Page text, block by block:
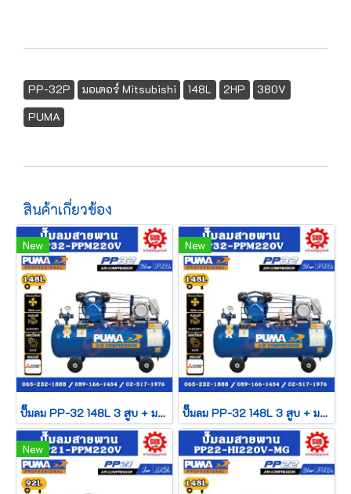
PP-32P มอเตอร์ Mitsubishi 148L 2HP
380V
PUMA
สินค้าเกี่ยวข้อง
New
ปั๊มลม PP-32 148L 3 สูบ + มอเตอร์ 2HP 220V Mitsubishi
New
ปั๊มลม PP-32 148L 3 สูบ + มอเตอร์ 2HP 380V Mitsubishi
New